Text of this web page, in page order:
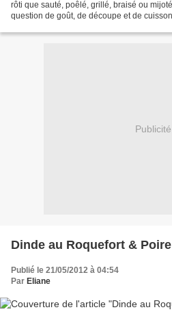
rôti que sauté, poêlé, grillé, braisé ou
question de goût, de découpe et de
Publicité
Dinde au Roquefort & Poire
Publié le 21/05/2012 à 04:54
Par Eliane